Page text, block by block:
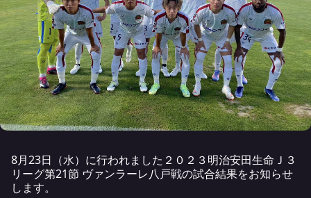
8月23日（水）に行われました２０２３明治安田生命Ｊ３
リーグ第21節 ヴァンラーレ八戸戦の試合結果をお知らせ
します。